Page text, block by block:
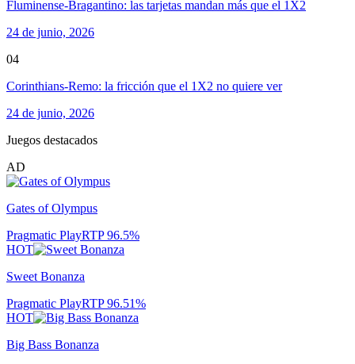
Fluminense-Bragantino: las tarjetas mandan más que el 1X2
24 de junio, 2026
04
Corinthians-Remo: la fricción que el 1X2 no quiere ver
24 de junio, 2026
Juegos destacados
AD
Gates of Olympus
Pragmatic PlayRTP96.5%
HOT
Sweet Bonanza
Pragmatic PlayRTP96.51%
HOT
Big Bass Bonanza